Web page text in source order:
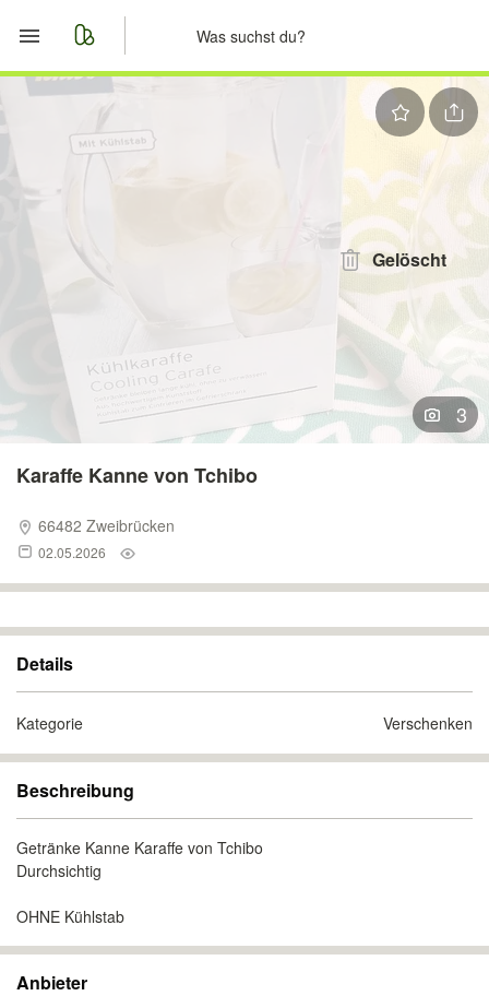
Start
Merkliste
Anzeige aufgeben
Gelöscht
3
Karaffe Kanne von Tchibo
66482 Zweibrücken
02.05.2026
Details
Kategorie Verschenken
Beschreibung
Getränke Kanne Karaffe von Tchibo
Durchsichtig
OHNE Kühlstab
Anbieter